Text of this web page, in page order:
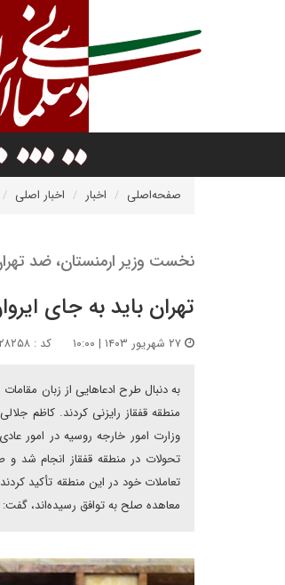
صفحه‌اصلی اخبار اخبار اصلی
نخست وزیر ارمنستان، ضد
تهران باید به جای
کد : ۲۰۲۸۲۵۸
به دنبال طرح ادعاهایی از زبان
منطقه قفقاز رایزنی کردند. کاظم
وزارت امور خارجه روسیه در امور
تحولات در منطقه قفقاز انجام شد و
معاهده صلح به توافق رسیده‌اند،